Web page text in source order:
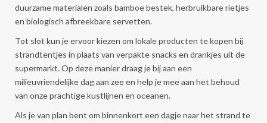
duurzame materialen zoals bamboe bestek, herbruikbare rietjes
en biologisch afbreekbare servetten.
Tot slot kun je ervoor kiezen om lokale producten te kopen bij
strandtentjes in plaats van verpakte snacks en drankjes uit de
supermarkt. Op deze manier draag je bij aan een
milieuvriendelijke dag aan zee en help je mee aan het behoud
van onze prachtige kustlijnen en oceanen.
Als je van plan bent om binnenkort een dagje naar het strand te